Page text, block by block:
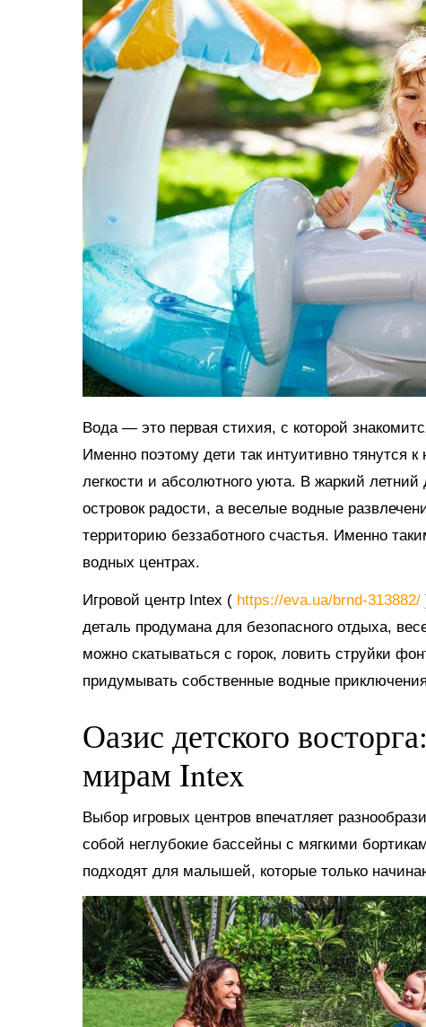
Вода — это первая стихия, с которой
Именно поэтому дети так интуитивно тянутся
легкости и абсолютного уюта. В жаркий
островок радости, а веселые водные
территорию беззаботного счастья. Именно
водных центрах.
Игровой центр Intex ( https://eva.ua/brnd-313882/
деталь продумана для безопасного отдыха,
можно скатываться с горок, ловить струйки
придумывать собственные водные
Оазис детского
мирам Intex
Выбор игровых центров впечатляет
собой неглубокие бассейны с мягкими
подходят для малышей, которые только